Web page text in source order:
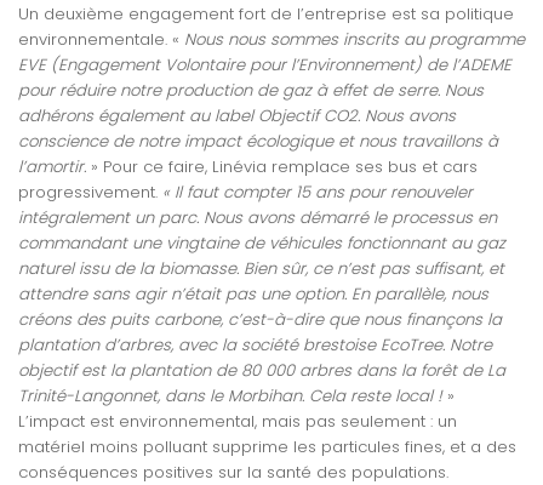
Un deuxième engagement fort de l’entreprise est sa politique
environnementale. « Nous nous sommes inscrits au programme
EVE (Engagement Volontaire pour l’Environnement) de l’ADEME
pour réduire notre production de gaz à effet de serre. Nous
adhérons également au label Objectif CO2. Nous avons
conscience de notre impact écologique et nous travaillons à
l’amortir. » Pour ce faire, Linévia remplace ses bus et cars
progressivement. « Il faut compter 15 ans pour renouveler
intégralement un parc. Nous avons démarré le processus en
commandant une vingtaine de véhicules fonctionnant au gaz
naturel issu de la biomasse. Bien sûr, ce n’est pas suffisant, et
attendre sans agir n’était pas une option. En parallèle, nous
créons des puits carbone, c’est-à-dire que nous finançons la
plantation d’arbres, avec la société brestoise EcoTree. Notre
objectif est la plantation de 80 000 arbres dans la forêt de La
Trinité-Langonnet, dans le Morbihan. Cela reste local ! »
L’impact est environnemental, mais pas seulement : un
matériel moins polluant supprime les particules fines, et a des
conséquences positives sur la santé des populations.